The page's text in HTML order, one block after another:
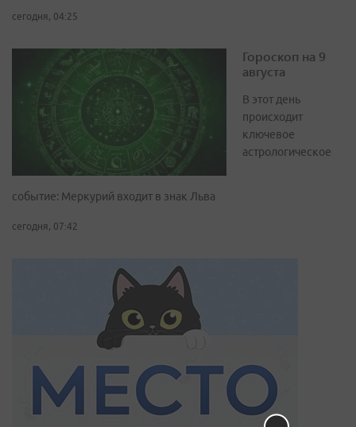
сегодня, 04:25
Гороскоп на 9
августа
В этот день
происходит
ключевое
астрологическое
событие: Меркурий входит в знак Льва
сегодня, 07:42